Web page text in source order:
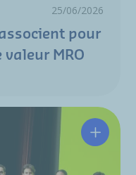
25/06/2026
pour
MRO
Une